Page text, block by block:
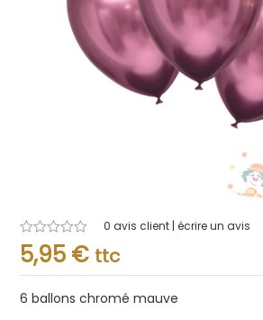
Note
0.001
sur
0 avis client | écrire un avis
5,95 € ttc
6 ballons chromé mauve